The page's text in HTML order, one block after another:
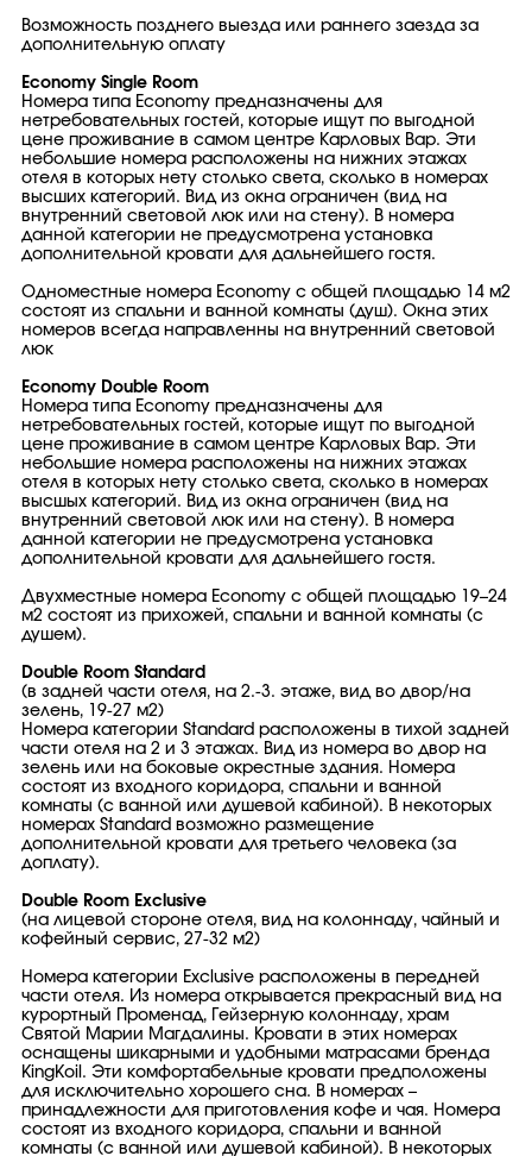
Возможность позднего выезда или раннего заезда за
дополнительную оплату
Economy Single Room
Номера типа Economy предназначены для
нетребовательных гостей, которые ищут по выгодной
цене проживание в самом центре Карловых Вар. Эти
небольшие номера расположены на нижних этажах
отеля в которых нету столько света, сколько в номерах
высших категорий. Вид из окна ограничен (вид на
внутренний световой люк или на стену). В номера
данной категории не предусмотрена установка
дополнительной кровати для дальнейшего гостя.
Одноместные номера Economy с общей площадью 14 м2
состоят из спальни и ванной комнаты (душ). Окна этих
номеров всегда направленны на внутренний световой
люк
Economy Double Room
Номера типа Economy предназначены для
нетребовательных гостей, которые ищут по выгодной
цене проживание в самом центре Карловых Вар. Эти
небольшие номера расположены на нижних этажах
отеля в которых нету столько света, сколько в номерах
высшых категорий. Вид из окна ограничен (вид на
внутренний световой люк или на стену). В номера
данной категории не предусмотрена установка
дополнительной кровати для дальнейшего гостя.
Двухместные номера Economy с общей площадью 19–24
м2 состоят из прихожей, спальни и ванной комнаты (с
душем).
Double Room Standard
(в задней части отеля, на 2.-3. этаже, вид во двор/на
зелень, 19-27 м2)
Номера категории Standard расположены в тихой задней
части отеля на 2 и 3 этажах. Вид из номера во двор на
зелень или на боковые окрестные здания. Номера
состоят из входного коридора, спальни и ванной
комнаты (с ванной или душевой кабиной). В некоторых
номерах Standard возможно размещение
дополнительной кровати для третьего человека (за
доплату).
Double Room Exclusive
(на лицевой стороне отеля, вид на колоннаду, чайный и
кофейный сервис, 27-32 м2)
Номера категории Exclusive расположены в передней
части отеля. Из номера открывается прекрасный вид на
курортный Променад, Гейзерную колоннаду, храм
Святой Марии Магдалины. Кровати в этих номерах
оснащены шикарными и удобными матрасами бренда
KingKoil. Эти комфортабeльные кровати предположены
для исключительно хорошего сна. В номерах –
принадлежности для приготовления кофе и чая. Номера
состоят из входного коридора, спальни и ванной
комнаты (с ванной или душевой кабиной). В некоторых